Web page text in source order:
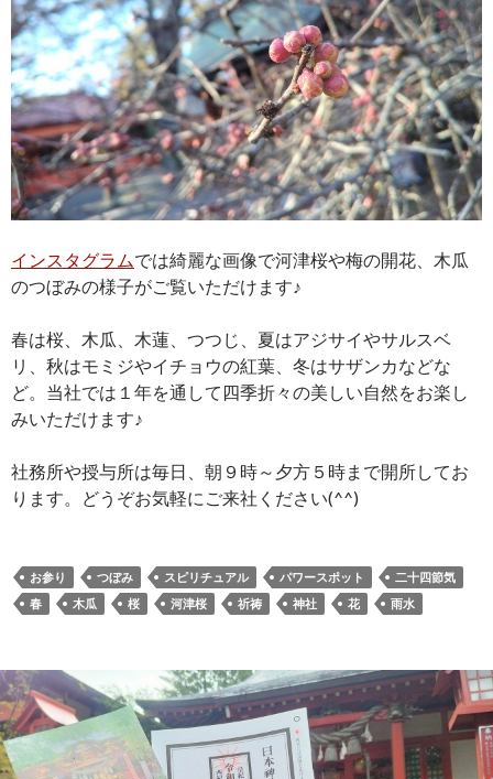
インスタグラムでは綺麗な画像で河津桜や梅の開花、木瓜
のつぼみの様子がご覧いただけます♪
春は桜、木瓜、木蓮、つつじ、夏はアジサイやサルスベ
リ、秋はモミジやイチョウの紅葉、冬はサザンカなどな
ど。当社では１年を通して四季折々の美しい自然をお楽し
みいただけます♪
社務所や授与所は毎日、朝９時～夕方５時まで開所してお
ります。どうぞお気軽にご来社ください(^^)
お参り つぼみ スピリチュアル パワースポット
二十四節気
春
木瓜 桜 河津桜 祈祷 神社 花 雨水